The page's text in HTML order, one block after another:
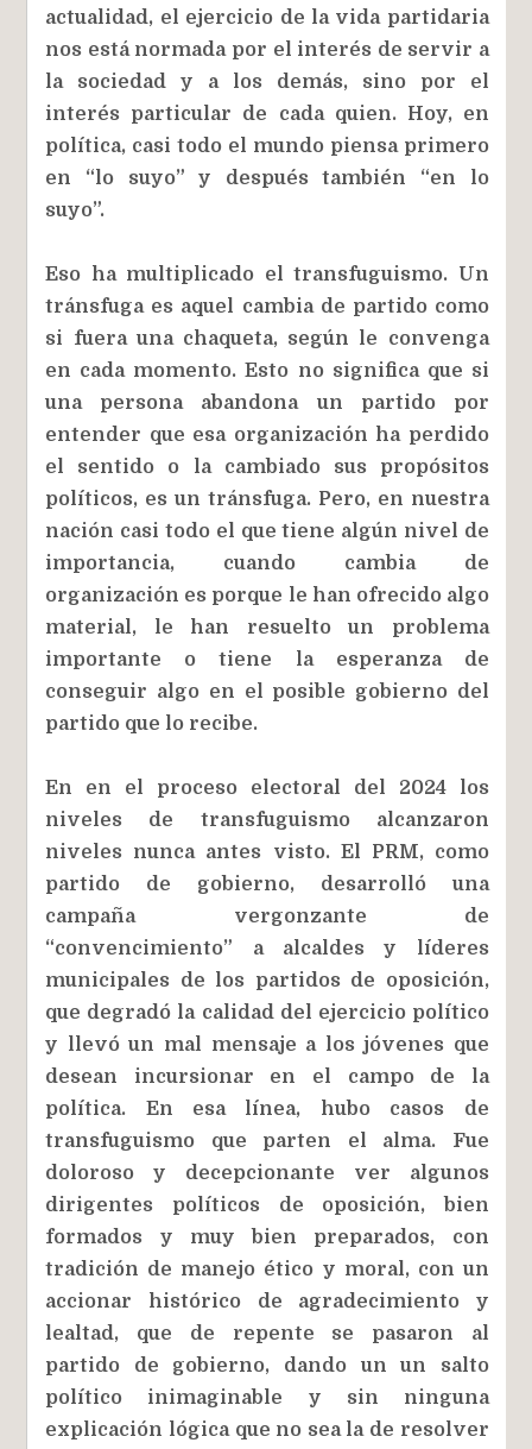
actualidad, el ejercicio de la vida partidaria
nos está normada por el interés de servir a
la sociedad y a los demás, sino por el
interés particular de cada quien. Hoy, en
política, casi todo el mundo piensa primero
en “lo suyo” y después también “en lo
suyo”.
Eso ha multiplicado el transfuguismo. Un
tránsfuga es aquel cambia de partido como
si fuera una chaqueta, según le convenga
en cada momento. Esto no significa que si
una persona abandona un partido por
entender que esa organización ha perdido
el sentido o la cambiado sus propósitos
políticos, es un tránsfuga. Pero, en nuestra
nación casi todo el que tiene algún nivel de
importancia, cuando cambia de
organización es porque le han ofrecido algo
material, le han resuelto un problema
importante o tiene la esperanza de
conseguir algo en el posible gobierno del
partido que lo recibe.
En en el proceso electoral del 2024 los
niveles de transfuguismo alcanzaron
niveles nunca antes visto. El PRM, como
partido de gobierno, desarrolló una
campaña vergonzante de
“convencimiento” a alcaldes y líderes
municipales de los partidos de oposición,
que degradó la calidad del ejercicio político
y llevó un mal mensaje a los jóvenes que
desean incursionar en el campo de la
política. En esa línea, hubo casos de
transfuguismo que parten el alma. Fue
doloroso y decepcionante ver algunos
dirigentes políticos de oposición, bien
formados y muy bien preparados, con
tradición de manejo ético y moral, con un
accionar histórico de agradecimiento y
lealtad, que de repente se pasaron al
partido de gobierno, dando un un salto
político inimaginable y sin ninguna
explicación lógica que no sea la de resolver